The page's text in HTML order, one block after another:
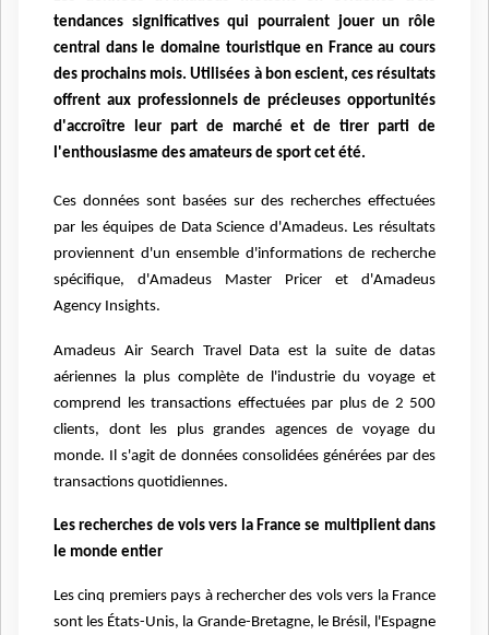
tendances significatives qui pourraient jouer un rôle
central dans le domaine touristique en France au cours
des prochains mois. Utilisées à bon escient, ces résultats
offrent aux professionnels de précieuses opportunités
d'accroître leur part de marché et de tirer parti de
l'enthousiasme des amateurs de sport cet été.
Ces données sont basées sur des recherches effectuées
par les équipes de Data Science d'Amadeus. Les résultats
proviennent d'un ensemble d'informations de recherche
spécifique, d'Amadeus Master Pricer et d'Amadeus
Agency Insights.
Amadeus Air Search Travel Data est la suite de datas
aériennes la plus complète de l'industrie du voyage et
comprend les transactions effectuées par plus de 2 500
clients, dont les plus grandes agences de voyage du
monde. Il s'agit de données consolidées générées par des
transactions quotidiennes.
Les recherches de vols vers la France se multiplient dans
le monde entier
Les cinq premiers pays à rechercher des vols vers la France
sont les États-Unis, la Grande-Bretagne, le Brésil, l'Espagne